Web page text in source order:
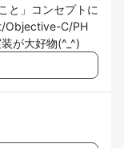
と」コンセプトに
Objective-C/PH
が大好物(^_^)